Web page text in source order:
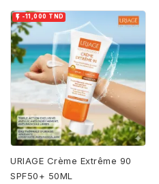
 -11,000 TND
URIAGE Crème Extrême 90
SPF50+ 50ML